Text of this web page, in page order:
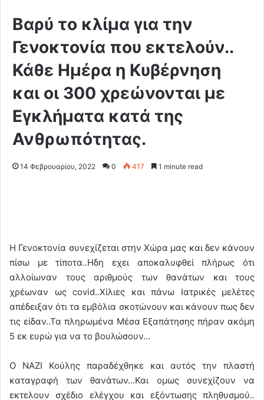
Βαρύ το κλίμα για την
Γενοκτονία που εκτελούν..
Κάθε Ημέρα η Κυβέρνηση
και οι 300 χρεώνονται με
Εγκλήματα κατά της
Ανθρωπότητας.
14 Φεβρουαρίου, 2022 0 417 1 minute read
Η Γενοκτονία συνεχίζεται στην Χώρα μας και δεν κάνουν
πίσω με τίποτα..Ηδη εχει αποκαλυφθεί πλήρως ότι
αλλοίωναν τους αριθμούς των θανάτων και τους
χρέωναν ως covid..Χίλιες και πάνω Ιατρικές μελέτες
απέδειξαν ότι τα εμβόλια σκοτώνουν και κάνουν πως δεν
τις είδαν..Τα πληρωμένα Μέσα Εξαπάτησης πήραν ακόμη
5 εκ ευρώ για να το βουλώσουν…
Ο ΝΑΖΙ Κούλης παραδέχθηκε και αυτός την πλαστή
καταγραφή των θανάτων…Και ομως συνεχίζουν να
εκτελουν σχέδιο ελέγχου και εξόντωσης πληθυσμού..